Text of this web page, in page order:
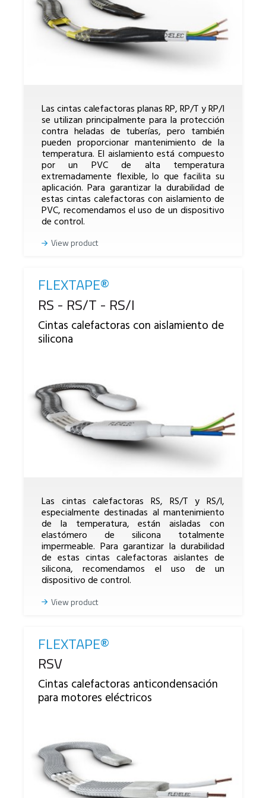
nuestros clientes.
Las cintas calefactoras planas RP, RP/T y RP/I
se utilizan principalmente para la protección
contra heladas de tuberías, pero también
pueden proporcionar mantenimiento de la
temperatura. El aislamiento está compuesto
por un PVC de alta temperatura
extremadamente flexible, lo que facilita su
aplicación. Para garantizar la durabilidad de
estas cintas calefactoras con aislamiento de
PVC, recomendamos el uso de un dispositivo
de control.
View product
FLEXTAPE®
Reference
RS - RS/T - RS/I
Cintas calefactoras con aislamiento de
silicona
Las cintas calefactoras RS, RS/T y RS/I,
especialmente destinadas al mantenimiento
de la temperatura, están aisladas con
elastómero de silicona totalmente
impermeable. Para garantizar la durabilidad
de estas cintas calefactoras aislantes de
silicona, recomendamos el uso de un
dispositivo de control.
View product
FLEXTAPE®
Reference
RSV
Cintas calefactoras anticondensación
para motores eléctricos